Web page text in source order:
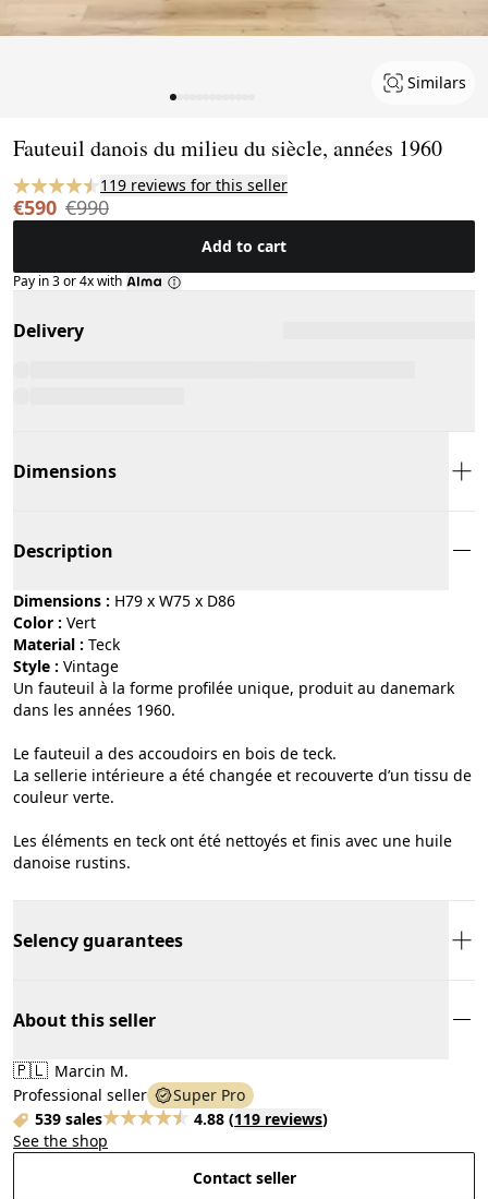
Similars
Fauteuil danois du milieu du siècle, années 1960
119 reviews for this seller
€590 €990
Add to cart
Pay in 3 or 4x with
Delivery
Dimensions
Description
Dimensions : H79 x W75 x D86
Color :
vert
Material :
teck
Style :
vintage
Un fauteuil à la forme profilée unique, produit au danemark
dans les années 1960.
Le fauteuil a des accoudoirs en bois de teck.
La sellerie intérieure a été changée et recouverte d’un tissu de
couleur verte.
Les éléments en teck ont été nettoyés et finis avec une huile
danoise rustins.
Selency guarantees
About this seller
🇵🇱 Marcin M.
Professional seller
Super Pro
539 sales
4.88 (119 reviews)
See the shop
Contact seller